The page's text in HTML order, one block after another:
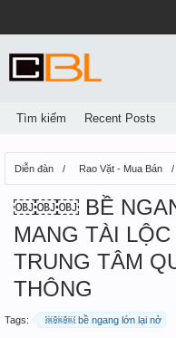
Diễn đàn Rao Vặt - Mua Bán
￼￼￼️ BỀ
MANG TÀI
TRUNG TÂM
THÔNG
Tags: ￼￼￼️ bề ngang lớn lại nở
Tìm kiếm Recent Posts